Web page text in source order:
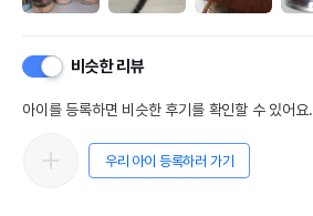
비슷한 리뷰
아이를 등록하면 비슷한 후기를 확인할 수 있어요.
우리 아이 등록하러 가기